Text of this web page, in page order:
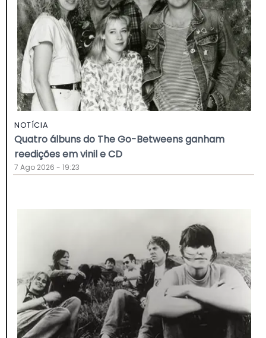
NOTÍCIA
Quatro álbuns do The Go-Betweens ganham
reedições em vinil e CD
7 Ago 2026 - 19:23